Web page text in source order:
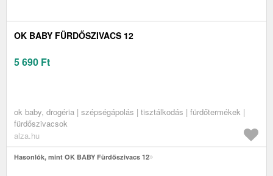
OK BABY FÜRDŐSZIVACS 12
5 690 Ft
ok baby, drogéria | szépségápolás | tisztálkodás | fürdőtermékek |
fürdőszivacsok
alza.hu
Hasonlók, mint OK BABY Fürdőszivacs 12